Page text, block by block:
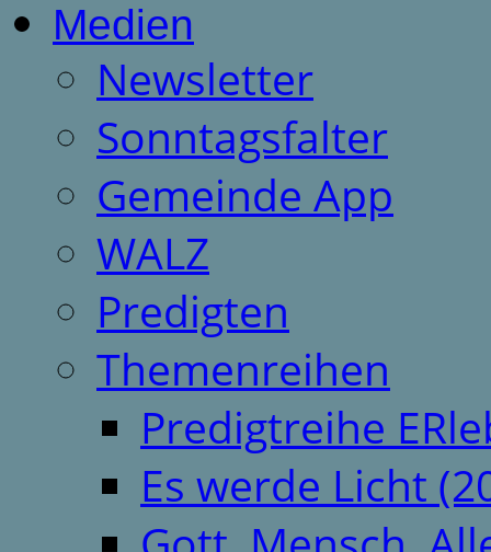
Medien
Newsletter
Sonntagsfalter
Gemeinde App
WALZ
Predigten
Themenreihen
Predigtreihe
Es werde Licht